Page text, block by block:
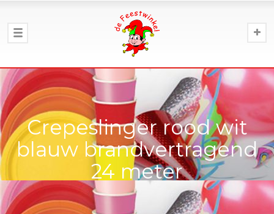
Crepeslinger rood wit
blauw brandvertragend
24 meter